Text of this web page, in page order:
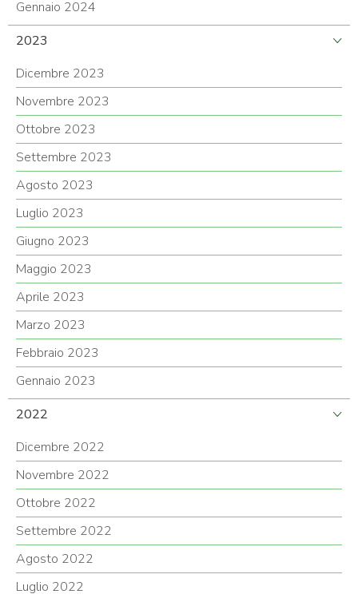
Gennaio 2024
2023
Dicembre 2023
Novembre 2023
Ottobre 2023
Settembre 2023
Agosto 2023
Luglio 2023
Giugno 2023
Maggio 2023
Aprile 2023
Marzo 2023
Febbraio 2023
Gennaio 2023
2022
Dicembre 2022
Novembre 2022
Ottobre 2022
Settembre 2022
Agosto 2022
Luglio 2022